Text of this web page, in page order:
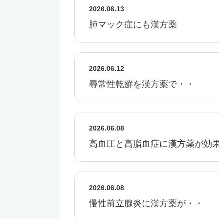
2026.06.13
肺マック症にも漢方薬
2026.06.12
尋常性乾癬を漢方薬で・・
2026.06.08
高血圧と高脂血症に漢方薬が効
2026.06.08
慢性前立腺炎に漢方薬が・・